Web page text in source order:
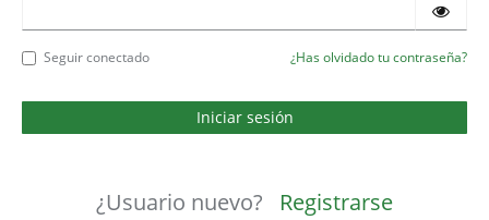
Seguir conectado ¿Has olvidado tu contraseña?
¿Usuario nuevo? Registrarse